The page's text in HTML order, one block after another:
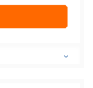
sylinder og